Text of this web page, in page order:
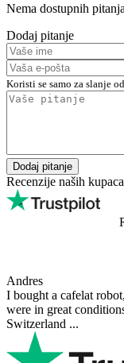
Nema dostupnih
Dodaj pitanje
Koristi se samo za slanje
Dodaj pitanje
Recenzije naših kupaca
Andres
I bought a cafelat
were in great
Switzerland ...